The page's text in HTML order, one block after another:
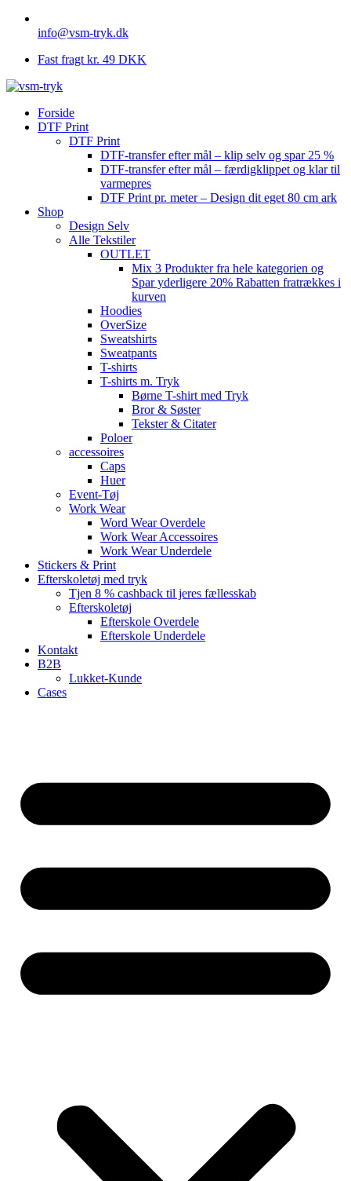
info@vsm-tryk.dk
Fast fragt kr. 49 DKK
Forside
DTF Print
DTF Print
DTF-transfer efter mål – klip selv og spar 25 %
DTF-transfer efter mål – færdigklippet og klar til
varmepres
DTF Print pr. meter – Design dit eget 80 cm ark
Shop
Design Selv
Alle Tekstiler
OUTLET
Mix 3 Produkter fra hele kategorien og
Spar yderligere 20% Rabatten fratrækkes i
kurven
Hoodies
OverSize
Sweatshirts
Sweatpants
T-shirts
T-shirts m. Tryk
Børne T-shirt med Tryk
Bror & Søster
Tekster & Citater
Poloer
accessoires
Caps
Huer
Event-Tøj
Work Wear
Word Wear Overdele
Work Wear Accessoires
Work Wear Underdele
Stickers & Print
Efterskoletøj med tryk
Tjen 8 % cashback til jeres fællesskab
Efterskoletøj
Efterskole Overdele
Efterskole Underdele
Kontakt
B2B
Lukket-Kunde
Cases